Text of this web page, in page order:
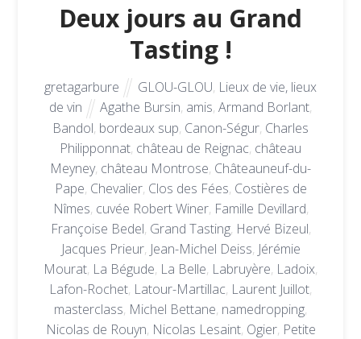
Deux jours au Grand
Tasting !
gretagarbure GLOU-GLOU, Lieux de vie, lieux
de vin
Agathe Bursin, amis,Armand Borlant,
Bandol, bordeaux sup, Canon-Ségur, Charles
Philipponnat, château de Reignac, château
Meyney, château Montrose, Châteauneuf-du-
Pape, Chevalier, Clos des Fées, Costières de
Nîmes, cuvée Robert Winer, Famille Devillard,
Françoise Bedel, Grand Tasting, Hervé Bizeul,
Jacques Prieur, Jean-Michel Deiss, Jérémie
Mourat, La Bégude, La Belle, Labruyère, Ladoix,
Lafon-Rochet, Latour-Martillac, Laurent Juillot,
masterclass, Michel Bettane, namedropping,
Nicolas de Rouyn, Nicolas Lesaint, Ogier, Petite